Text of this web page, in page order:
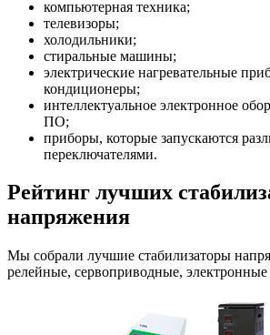
компьютерная техника;
телевизоры;
холодильники;
стиральные машины;
электрические нагревательные
кондиционеры;
интеллектуальное электронное
ПО;
приборы, которые запускаются
переключателями.
Рейтинг лучших
напряжения
Мы собрали лучшие стабилизаторы
релейные, сервоприводные,